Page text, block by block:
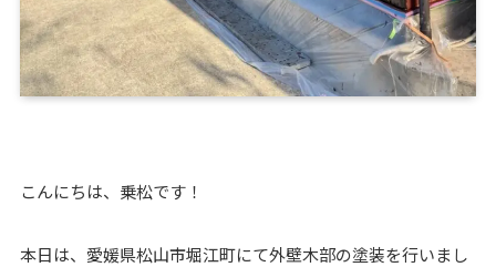
こんにちは、乗松です！
本日は、愛媛県松山市堀江町にて外壁木部の塗装を行いまし